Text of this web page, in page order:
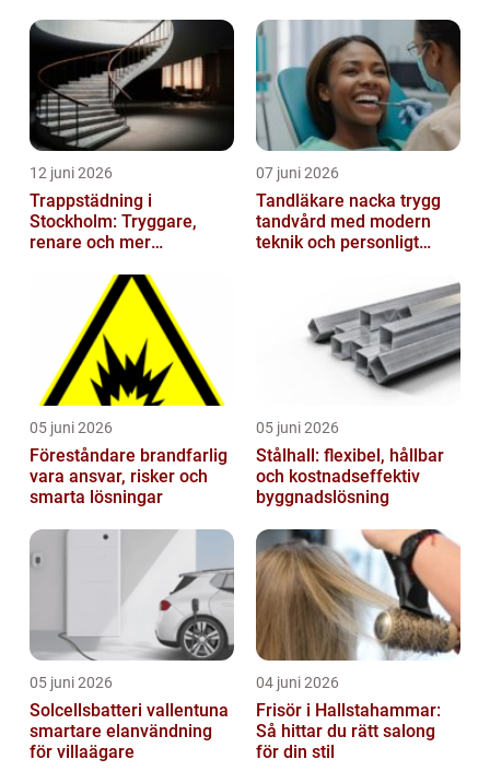
12 juni 2026
Trappstädning i
Stockholm: Tryggare,
renare och mer
07 juni 2026
Tandläkare nacka trygg
tandvård med modern
teknik och personligt
05 juni 2026
Föreståndare brandfarlig
vara ansvar, risker och
smarta lösningar
05 juni 2026
Stålhall: flexibel, hållbar
och kostnadseffektiv
byggnadslösning
05 juni 2026
Solcellsbatteri vallentuna
smartare elanvändning
för villaägare
04 juni 2026
Frisör i Hallstahammar:
Så hittar du rätt salong
för din stil